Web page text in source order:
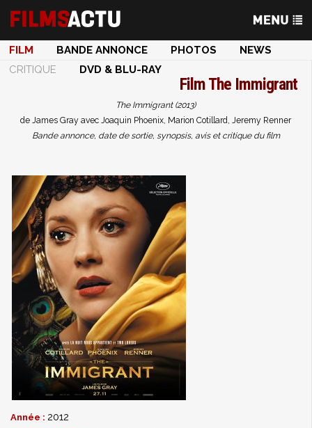
FILM BANDE ANNONCE PHOTOS
NEWS
CRITIQUE
DVD & BLU-RAY
FilmThe Immigrant
The Immigrant (2013)
de James Gray avec Joaquin Phoenix, Marion Cotillard, Jeremy Renner
Bande annonce, date de sortie, synopsis, avis et critique du film
Année : 2012